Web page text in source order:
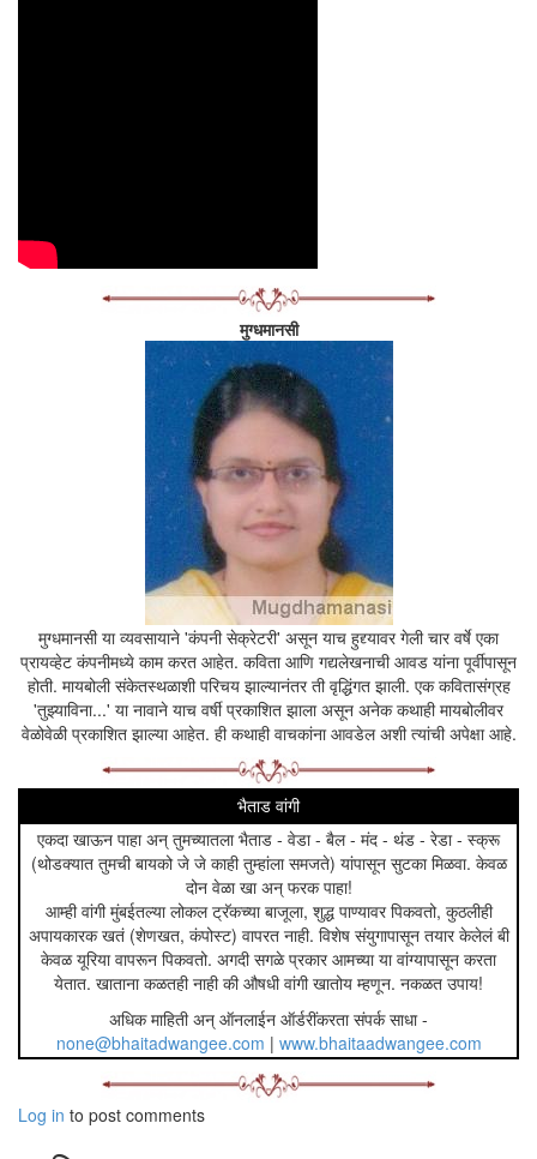
मी इथून जाणार नाही! नाही म्हणजे नाही!"
निळू एकदम गांगरला. मनीच्या आईकडे पाहू लागला. तीसुद्धा गोंधळली.
"लाल परी? ही काय नवीन भानगड काढलीयेस? काय हो निळूकाका?"
"मी सांगते. आई, या निळूकडे किनै एक मंत्र आहे, ज्याने तो पर्‍यांच्या
देशातल्या सगळ्या पर्‍यांशी बोलतो. त्यातली एक सुंदर लाल परी आहे, जी
अगदी माझ्यासारखी दिसते. तिलापण माझ्याशी बोलायचं आहे. हा आणणार
होता तिला मला भेटायला. हो की नै रे? म्हणाला होतास ना? वचन दिलं होतं
निळू गप्पच बसला. मनीच्या आईनं मनीला मग खेचून जवळ घेतलं.
"असं झालं होय? अगं पिलू, आजोबांनी अशीच एक गोष्ट सांगितली तुला. ते
काही खरं नसतं काही... आई नाही का रोज रात्री गोष्टी सांगत तुला... त्या
गोष्टी खर्‍या थोडीच असतात...."
"नाही गं आई... ती गोष्ट नव्हती. मी पाहिलंय तिला याच्यासोबत. मला बघून
पळून गेली ती. लाल लाल छोटीशी परी. मला ती पाहिजे..." मनी मुसमुसू
लागली.
"असा हट्ट करू नये बाळा. मी बोलते हं निळूकाकांशी."
"पण आई मला त्या परीला भेटायचंय. तिला भेटून मी तिला सांगणार आहे
बाबांचं नाव. ती त्यांना बरोब्बर शिक्षा करील...."
"मनी!" आई एकदम ओरडली. मनीच्या दोन्ही गालांवरून घळाघळा पाणी वाहू
लागलं. निळू आपला टकामका बघत होता. काही क्षणांतच आवाज पुन्हा पूर्ववत
आणून मनीची आई बोलली,
"मने, आत जा आणि छान हात पाय तोंड धू बघू. बाबा येतील आता. जा
बरं...."
"मला नाही जायचंय आई. मला माहितीये तुलाही...."
"मने पुरे हं आता. चटकन् आत जा."
मनीनं एकवार निळूकडे केविलवाणं पाहिलं आणि हळूहळू चालत घरात निघून
गेली.
ती गेल्यावर मनीची आई तिच्या दिशेनं बराच वेळ पाहात राहिली. आणि निळू
पाहात होता तिला.... मनीकडे बघताना. तिची गोर्‍याहूनही पांढरेपणाकडे जास्त
झुकणारी कांती आणि एका मुलीची आई असूनही अत्यंत कृश राहिलेला तिचा
देह. भरून येण्यासाठी, वाहण्यासाठी, बरसण्यासाठी आतूर असल्यासारखे
अत्यंत कोरडे डोळे. ६-७ वर्षांपूर्वीची हीच ती उत्साहानं रसरसलेली, हसरी-
नाचरी पोर यावर कुणाचाही अजिबात विश्वास बसू नये.
मनीच्या आईनं निळूकडे मोर्चा वळवला.
मुग्धमानसी
मुग्धमानसी या व्यवसायाने 'कंपनी सेक्रेटरी' असून याच हुद्द्यावर गेली चार वर्षे एका
प्रायव्हेट कंपनीमध्ये काम करत आहेत. कविता आणि गद्यलेखनाची आवड यांना पूर्वीपासून
होती. मायबोली संकेतस्थळाशी परिचय झाल्यानंतर ती वृद्धिंगत झाली. एक कवितासंग्रह
'तुझ्याविना...' या नावाने याच वर्षी प्रकाशित झाला असून अनेक कथाही मायबोलीवर
वेळोवेळी प्रकाशित झाल्या आहेत. ही कथाही वाचकांना आवडेल अशी त्यांची अपेक्षा आहे.
भैताड वांगी
एकदा खाऊन पाहा अन् तुमच्यातला भैताड - वेडा - बैल - मंद - थंड - रेडा - स्क्रू
(थोडक्यात तुमची बायको जे जे काही तुम्हांला समजते) यांपासून सुटका मिळवा. केवळ
दोन वेळा खा अन् फरक पाहा!
आम्ही वांगी मुंबईतल्या लोकल ट्रॅकच्या बाजूला, शुद्ध पाण्यावर पिकवतो, कुठलीही
अपायकारक खतं (शेणखत, कंपोस्ट) वापरत नाही. विशेष संयुगापासून तयार केलेलं बी
केवळ यूरिया वापरून पिकवतो. अगदी सगळे प्रकार आमच्या या वांग्यापासून करता
येतात. खाताना कळतही नाही की औषधी वांगी खातोय म्हणून. नकळत उपाय!
अधिक माहिती अन् ऑनलाईन ऑर्डरींकरता संपर्क साधा -
none@bhaitadwangee.com | www.bhaitaadwangee.com
Log in to post comments